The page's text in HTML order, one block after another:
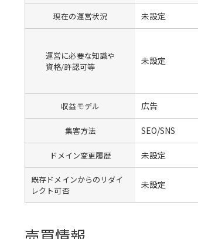
現在の運営状況 未設定
運営に必要な知識や
資格/許認可等
未設定
収益モデル 広告
集客方法 SEO/SNS
ドメイン変更履歴 未設定
既存ドメインからのリダイ
レクト可否
未設定